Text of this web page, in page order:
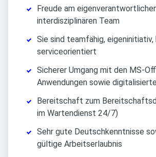
Freude am
interdisziplinären Team
Sie sind teamfähig, eigeninitiativ,
serviceorientiert
Sicherer Umgang mit den MS-
Anwendungen sowie
Bereitschaft zum
im Wartendienst 24/7)
Sehr gute Deutschkenntnisse
gültige Arbeitserlaubnis